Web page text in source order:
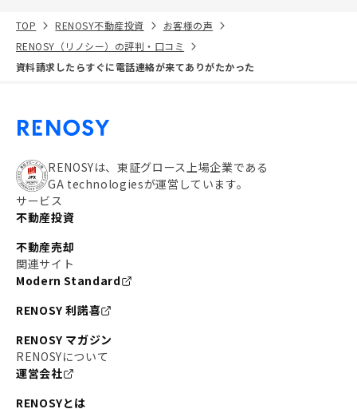
TOP RENOSY不動産投資
お客様の声
RENOSY（リノシー）の評判・口コミ
資料請求したらすぐに電話連絡が来てありがたかった
RENOSYは、東証グロース上場企業である
GA technologiesが運営しています。
サービス
不動産投資
不動産売却
関連サイト
Modern Standard
RENOSY 利諾喜
RENOSY マガジン
RENOSYについて
運営会社
RENOSYとは